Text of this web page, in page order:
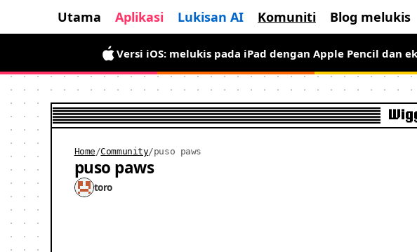
Utama Aplikasi Lukisan AI Komuniti Blog melukis
Versi iOS: melukis pada iPad dengan Apple Pencil dan
Home /Community/puso paws
puso paws
toro